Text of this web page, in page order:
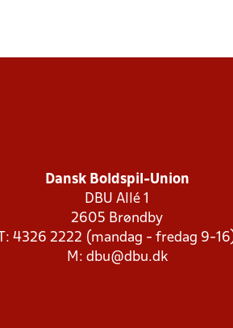
Dansk Boldspil-Union
DBU Allé 1
2605 Brøndby
T: 4326 2222 (mandag - fredag 9-
M: dbu@dbu.dk